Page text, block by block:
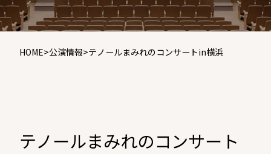
HOME>公演情報>テノールまみれのコンサートin横浜
テノールまみれのコンサート